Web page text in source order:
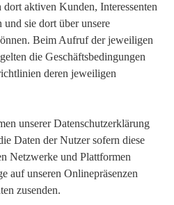
aktiven Kunden, Interessenten
sie dort über unsere
Beim Aufruf der jeweiligen
die Geschäftsbedingungen
deren jeweiligen
unserer Datenschutzerklärung
Daten der Nutzer sofern diese
Netzwerke und Plattformen
auf unseren Onlinepräsenzen
zusenden.